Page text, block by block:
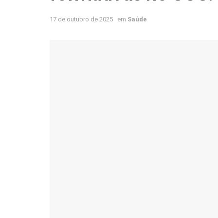
17 de outubro de 2025 em Saúde